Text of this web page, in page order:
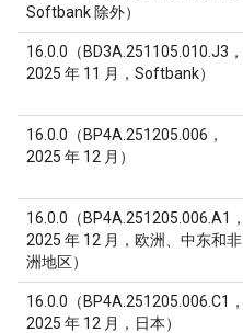
Softbank 除外）
16.0.0（BD3A.251105.010.J3，
2025 年 11 月，Softbank）
16.0.0（BP4A.251205.006，
2025 年 12 月）
16.0.0（BP4A.251205.006.A1，
2025 年 12 月，欧洲、中东和非
洲地区）
16.0.0（BP4A.251205.006.C1，
2025 年 12 月，日本）